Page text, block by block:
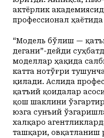
актёрлик
профессионал
“Модель бўлиш —
дегани”-дейди
моделлар ҳақида
катта нотўғри
қилади. Аслида
қатъий қоидалар
қош шаклини
юзга сунъий
халқаро
ташқари,